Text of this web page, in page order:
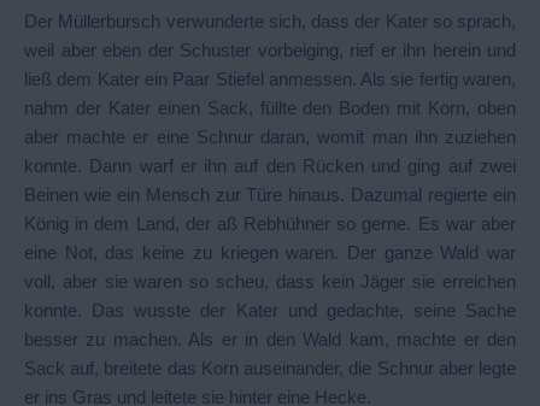
Der Müllerbursch verwunderte sich, dass der Kater so sprach,
weil aber eben der Schuster vorbeiging, rief er ihn herein und
ließ dem Kater ein Paar Stiefel anmessen. Als sie fertig waren,
nahm der Kater einen Sack, füllte den Boden mit Korn, oben
aber machte er eine Schnur daran, womit man ihn zuziehen
konnte. Dann warf er ihn auf den Rücken und ging auf zwei
Beinen wie ein Mensch zur Türe hinaus. Dazumal regierte ein
König in dem Land, der aß Rebhühner so gerne. Es war aber
eine Not, das keine zu kriegen waren. Der ganze Wald war
voll, aber sie waren so scheu, dass kein Jäger sie erreichen
konnte. Das wusste der Kater und gedachte, seine Sache
besser zu machen. Als er in den Wald kam, machte er den
Sack auf, breitete das Korn auseinander, die Schnur aber legte
er ins Gras und leitete sie hinter eine Hecke.